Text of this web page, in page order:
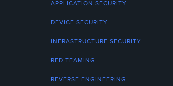
APPLICATION SECURITY
DEVICE SECURITY
INFRASTRUCTURE SECURITY
RED TEAMING
REVERSE ENGINEERING